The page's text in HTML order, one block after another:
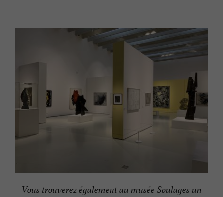
Vous trouverez également au musée Soulages un